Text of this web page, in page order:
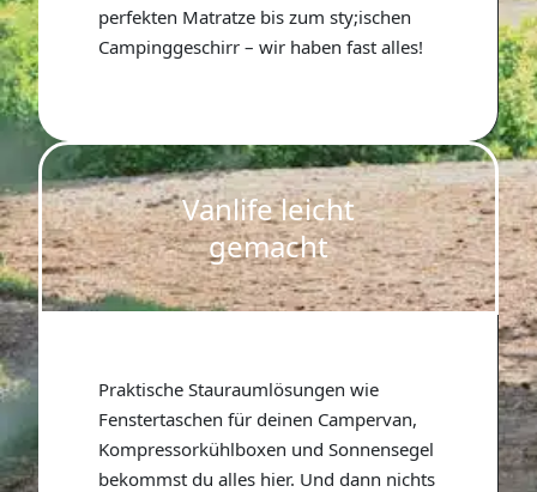
perfekten Matratze bis zum sty;ischen
Campinggeschirr – wir haben fast alles!
Vanlife leicht
gemacht
Praktische Stauraumlösungen wie
Fenstertaschen für deinen Campervan,
Kompressorkühlboxen und Sonnensegel
bekommst du alles hier. Und dann nichts